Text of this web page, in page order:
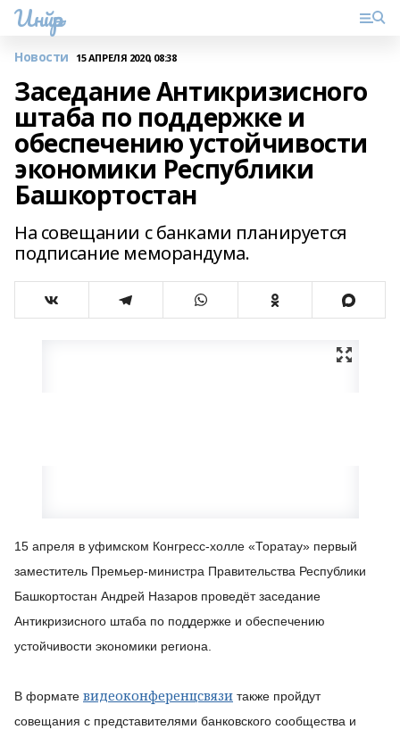
Инйәр
Новости 15 АПРЕЛЯ 2020, 08:38
Заседание Антикризисного
штаба по поддержке и
обеспечению устойчивости
экономики Республики
Башкортостан
На совещании с банками планируется
подписание меморандума.
15 апреля в уфимском Конгресс-холле «Торатау» первый
заместитель Премьер-министра Правительства Республики
Башкортостан Андрей Назаров проведёт заседание
Антикризисного штаба по поддержке и обеспечению
устойчивости экономики региона.
В формате видеоконференцсвязи также пройдут
совещания с представителями банковского сообщества и